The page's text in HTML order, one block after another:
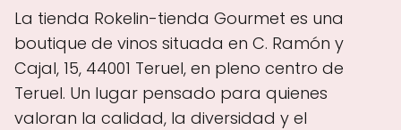
La tienda Rokelin-tienda Gourmet es una
boutique de vinos situada en C. Ramón y
Cajal, 15, 44001 Teruel, en pleno centro de
Teruel. Un lugar pensado para quienes
valoran la calidad, la diversidad y el